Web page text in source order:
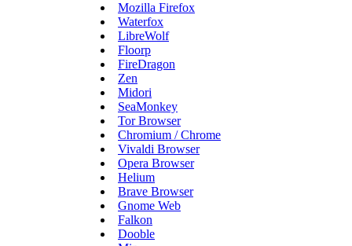
Mozilla Firefox
Waterfox
LibreWolf
Floorp
FireDragon
Zen
Midori
SeaMonkey
Tor Browser
Chromium / Chrome
Vivaldi Browser
Opera Browser
Helium
Brave Browser
Gnome Web
Falkon
Dooble